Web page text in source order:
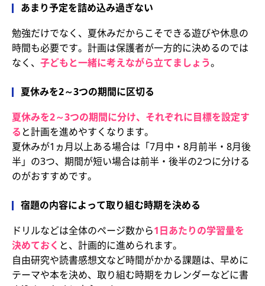
あまり予定を詰め込み過ぎない
勉強だけでなく、夏休みだからこそできる遊びや休息の
時間も必要です。計画は保護者が一方的に決めるのでは
なく、 子どもと一緒に考えながら立てましょう。
夏休みを2～3つの期間に区切る
夏休みを2～3つの期間に分け、それぞれに目標を設定す
る と計画を進めやすくなります。
夏休みが1ヵ月以上ある場合は「7月中・8月前半・8月後
半」の3つ、期間が短い場合は前半・後半の2つに分ける
のがおすすめです。
宿題の内容によって取り組む時期を決める
ドリルなどは全体のページ数から1日あたりの学習量を
決めておく と、計画的に進められます。
自由研究や読書感想文など時間がかかる課題は、早めに
テーマや本を決め、取り組む時期をカレンダーなどに書